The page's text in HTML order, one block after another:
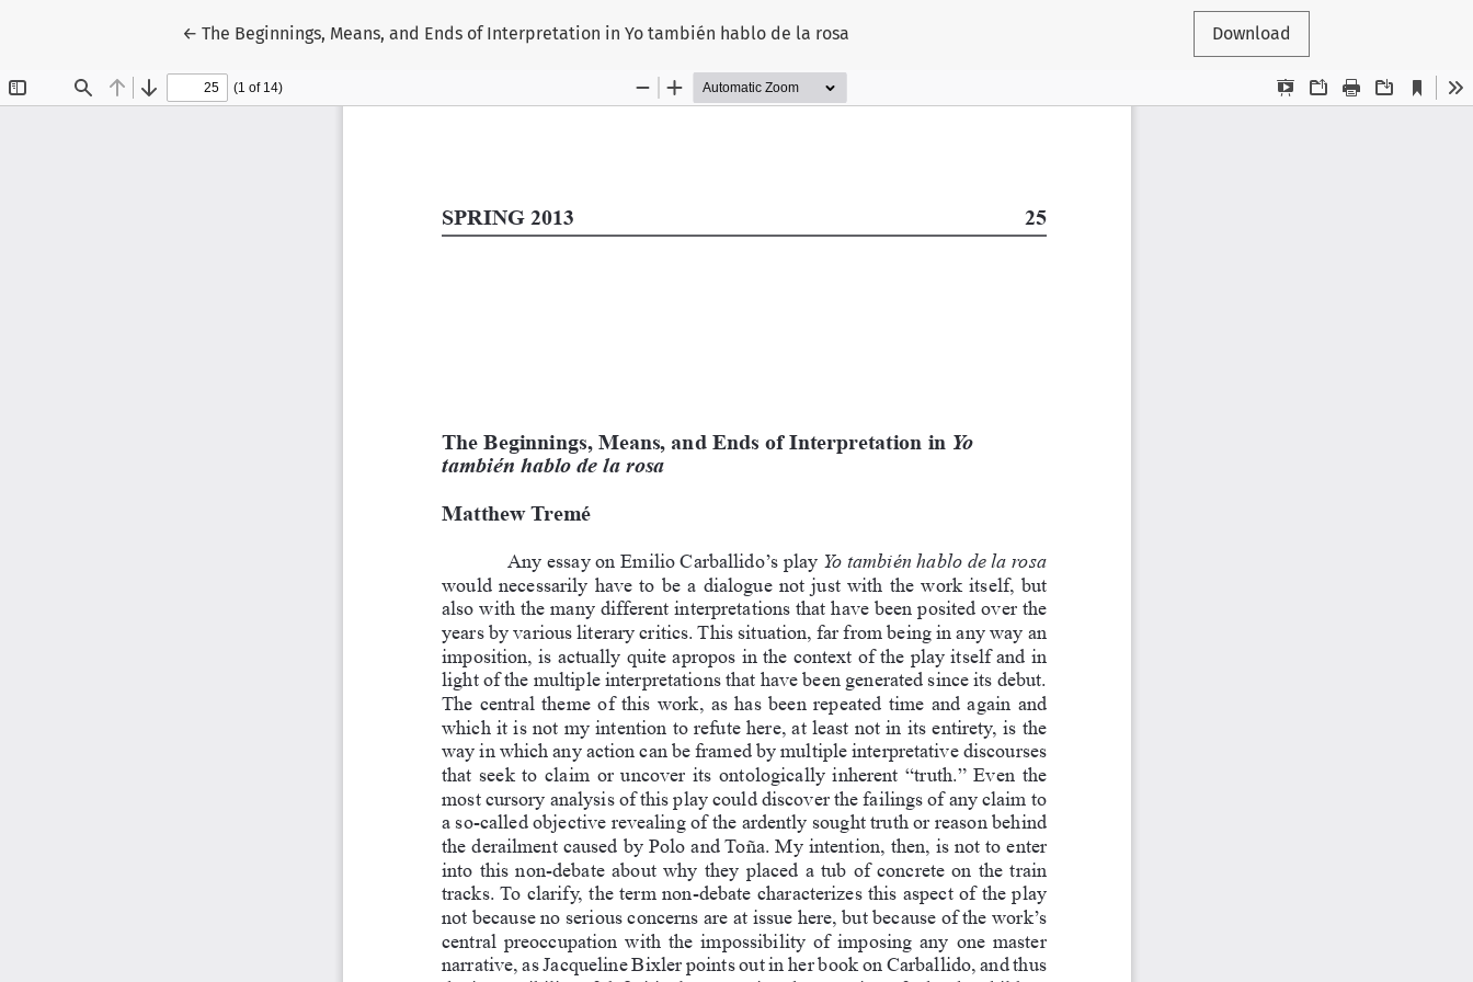
← Return to Article Details
The Beginnings, Means, and Ends of Interpretation in Yo también hablo de la rosa Download